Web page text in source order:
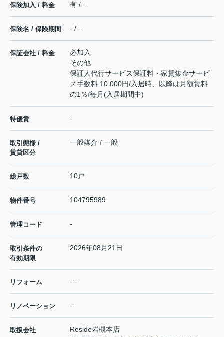
保険加入 / 料金 有 / -
保険名 / 保険期間 - / -
保証会社 / 料金
必加入
その他
保証人代行サービス保証料・家賃集金サービ
ス手数料 10,000円/入居時、以降は月額賃料
の1％/毎月(入居期間中)
特優賃 -
取引態様 /
賃貸区分
一般媒介 / 一般
総戸数 10戸
物件番号 104795989
管理コード -
取引条件の
有効期限
2026年08月21日
リフォーム ---
リノベーション --
取扱会社
Reside岩槻本店